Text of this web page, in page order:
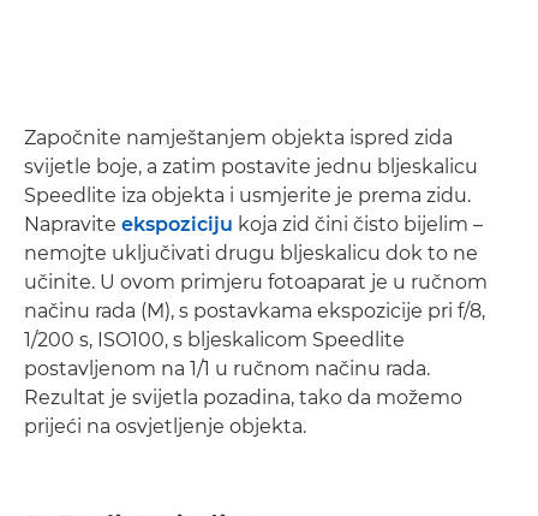
Započnite namještanjem objekta ispred zida
svijetle boje, a zatim postavite jednu bljeskalicu
Speedlite iza objekta i usmjerite je prema zidu.
Napravite ekspoziciju koja zid čini čisto bijelim –
nemojte uključivati drugu bljeskalicu dok to ne
učinite. U ovom primjeru fotoaparat je u ručnom
načinu rada (M), s postavkama ekspozicije pri f/8,
1/200 s, ISO100, s bljeskalicom Speedlite
postavljenom na 1/1 u ručnom načinu rada.
Rezultat je svijetla pozadina, tako da možemo
prijeći na osvjetljenje objekta.